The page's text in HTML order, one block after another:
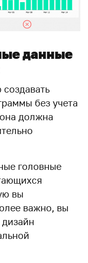
данные
без учета
должна
головные
вы
важно, вы